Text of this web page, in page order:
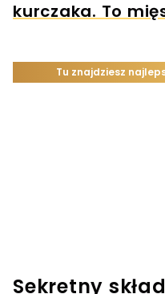
kurczaka. To
Sekretny